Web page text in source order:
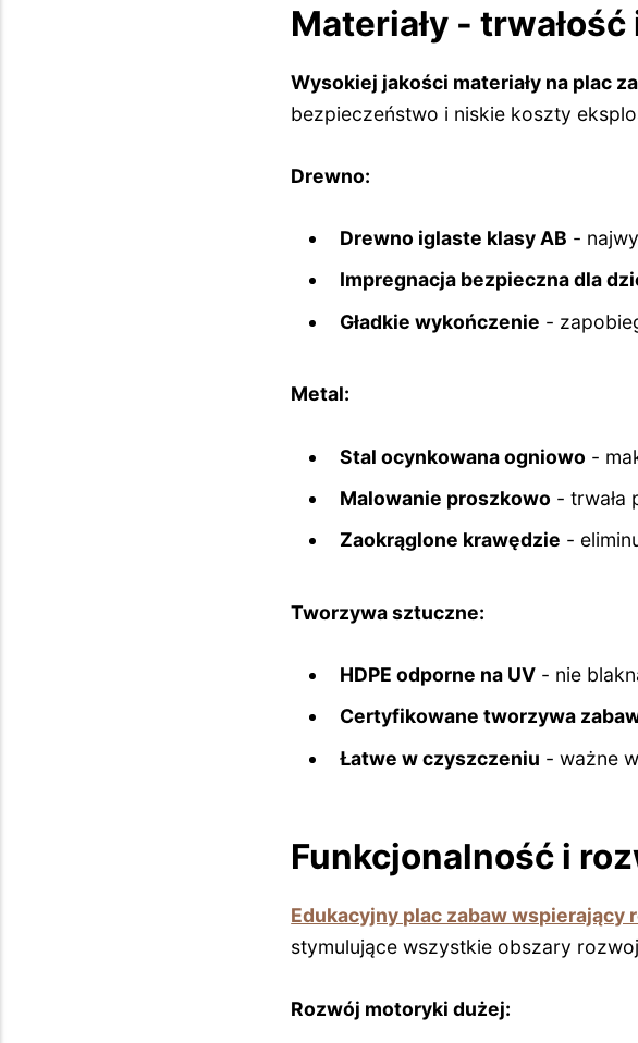
Materiały -
Wysokiej jakości materiały na plac
bezpieczeństwo i niskie koszty
Drewno:
Drewno iglaste klasy AB -
Impregnacja bezpieczna dla
Gładkie wykończenie -
Metal:
Stal ocynkowana ogniowo -
Malowanie proszkowo - trwała
Zaokrąglone krawędzie -
Tworzywa sztuczne:
HDPE odporne na UV- nie
Certyfikowane tworzywa
Łatwe w czyszczeniu - ważne
Funkcjonalność i
Edukacyjny plac zabaw wspierający
stymulujące wszystkie obszary
Rozwój motoryki dużej: